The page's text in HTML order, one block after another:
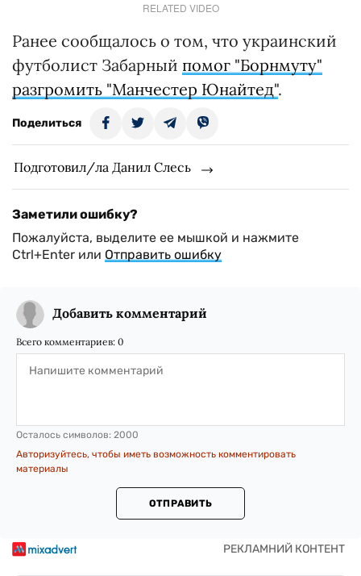
RELATED VIDEO
Ранее сообщалось о том, что украинский
футболист Забарный помог "Борнмуту"
разгромить "Манчестер Юнайтед".
Поделиться
Подготовил/ла Данил Слесь
Заметили ошибку?
Пожалуйста, выделите ее мышкой и нажмите
Ctrl+Enter или Отправить ошибку
Добавить комментарий
Всего комментариев: 0
Осталось символов: 2000
Авторизуйтесь, чтобы иметь возможность комментировать
материалы
ОТПРАВИТЬ